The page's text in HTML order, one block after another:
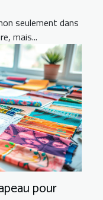
seulement dans
mais...
pour